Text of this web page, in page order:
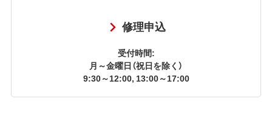
修理申込
受付時間:
月～金曜日（祝日を除く）
9:30～12:00, 13:00～17:00